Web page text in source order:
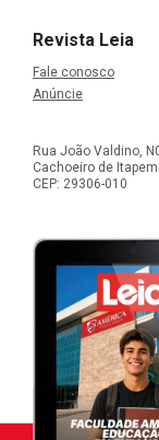
Revista Leia
Fale conosco
Anúncie
Rua João Valdino,
Cachoeiro de
CEP: 29306-010